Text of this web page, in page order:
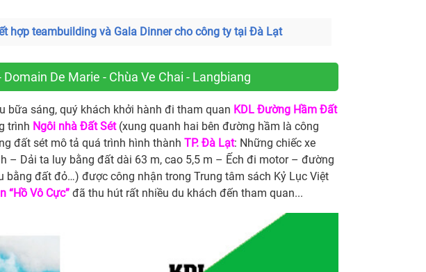
hợp teambuilding và Gala Dinner cho công ty tại Đà Lạt
De Marie - Chùa Ve Chai - Langbiang
bữa sáng, quý khách khởi hành đi tham quan KDL Đường Hầm Đất
trình Ngôi nhà Đất Sét (xung quanh hai bên đường hầm là công
đất sét mô tả quá trình hình thành TP. Đà Lạt: Những chiếc xe
– Dải ta luy bằng đất dài 63 m, cao 5,5 m – Ếch đi motor – đường
bằng đất đỏ…) được công nhận trong Trung tâm sách Kỷ Lục Việt
“Hồ Vô Cực” đã thu hút rất nhiều du khách đến tham quan...